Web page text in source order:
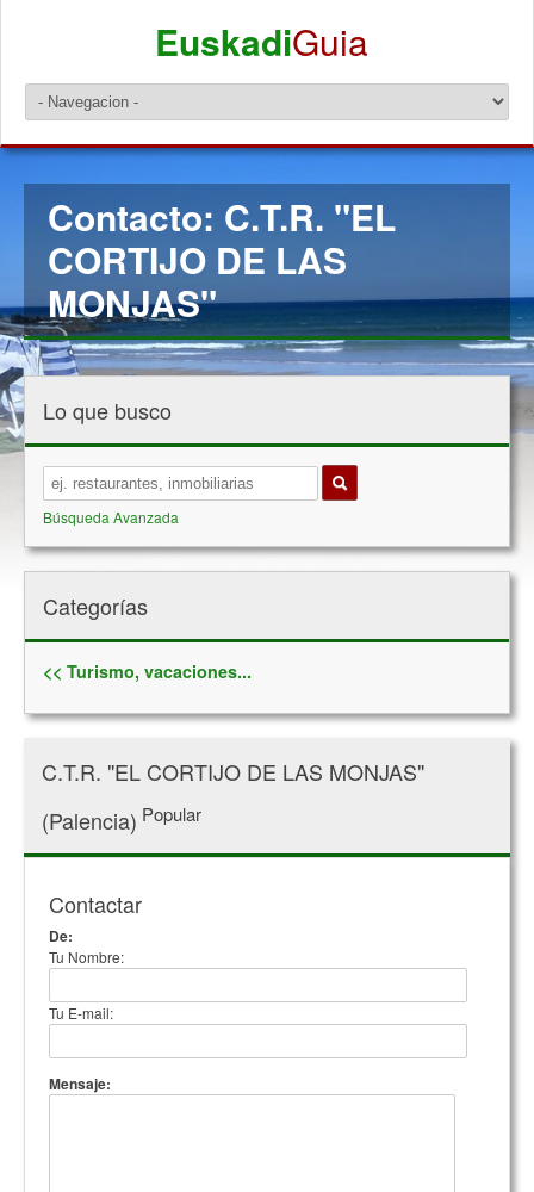
EuskadiGuia
Contacto: C.T.R. "EL
CORTIJO DE LAS
MONJAS"
Lo que busco
Búsqueda Avanzada
Categorías
<< Turismo, vacaciones...
C.T.R. "EL CORTIJO DE LAS MONJAS"
(Palencia) Popular
Contactar
De:
Tu Nombre:
Tu E-mail:
Mensaje: